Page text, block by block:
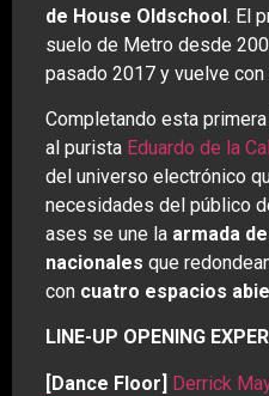
de House Oldschool. El
suelo de Metro desde
pasado 2017 y vuelve
Completando esta
al purista Eduardo de la
del universo electrónico
necesidades del público
ases se une la armada
nacionales que
con cuatro espacios
LINE-UP OPENING
[Dance Floor] Derrick